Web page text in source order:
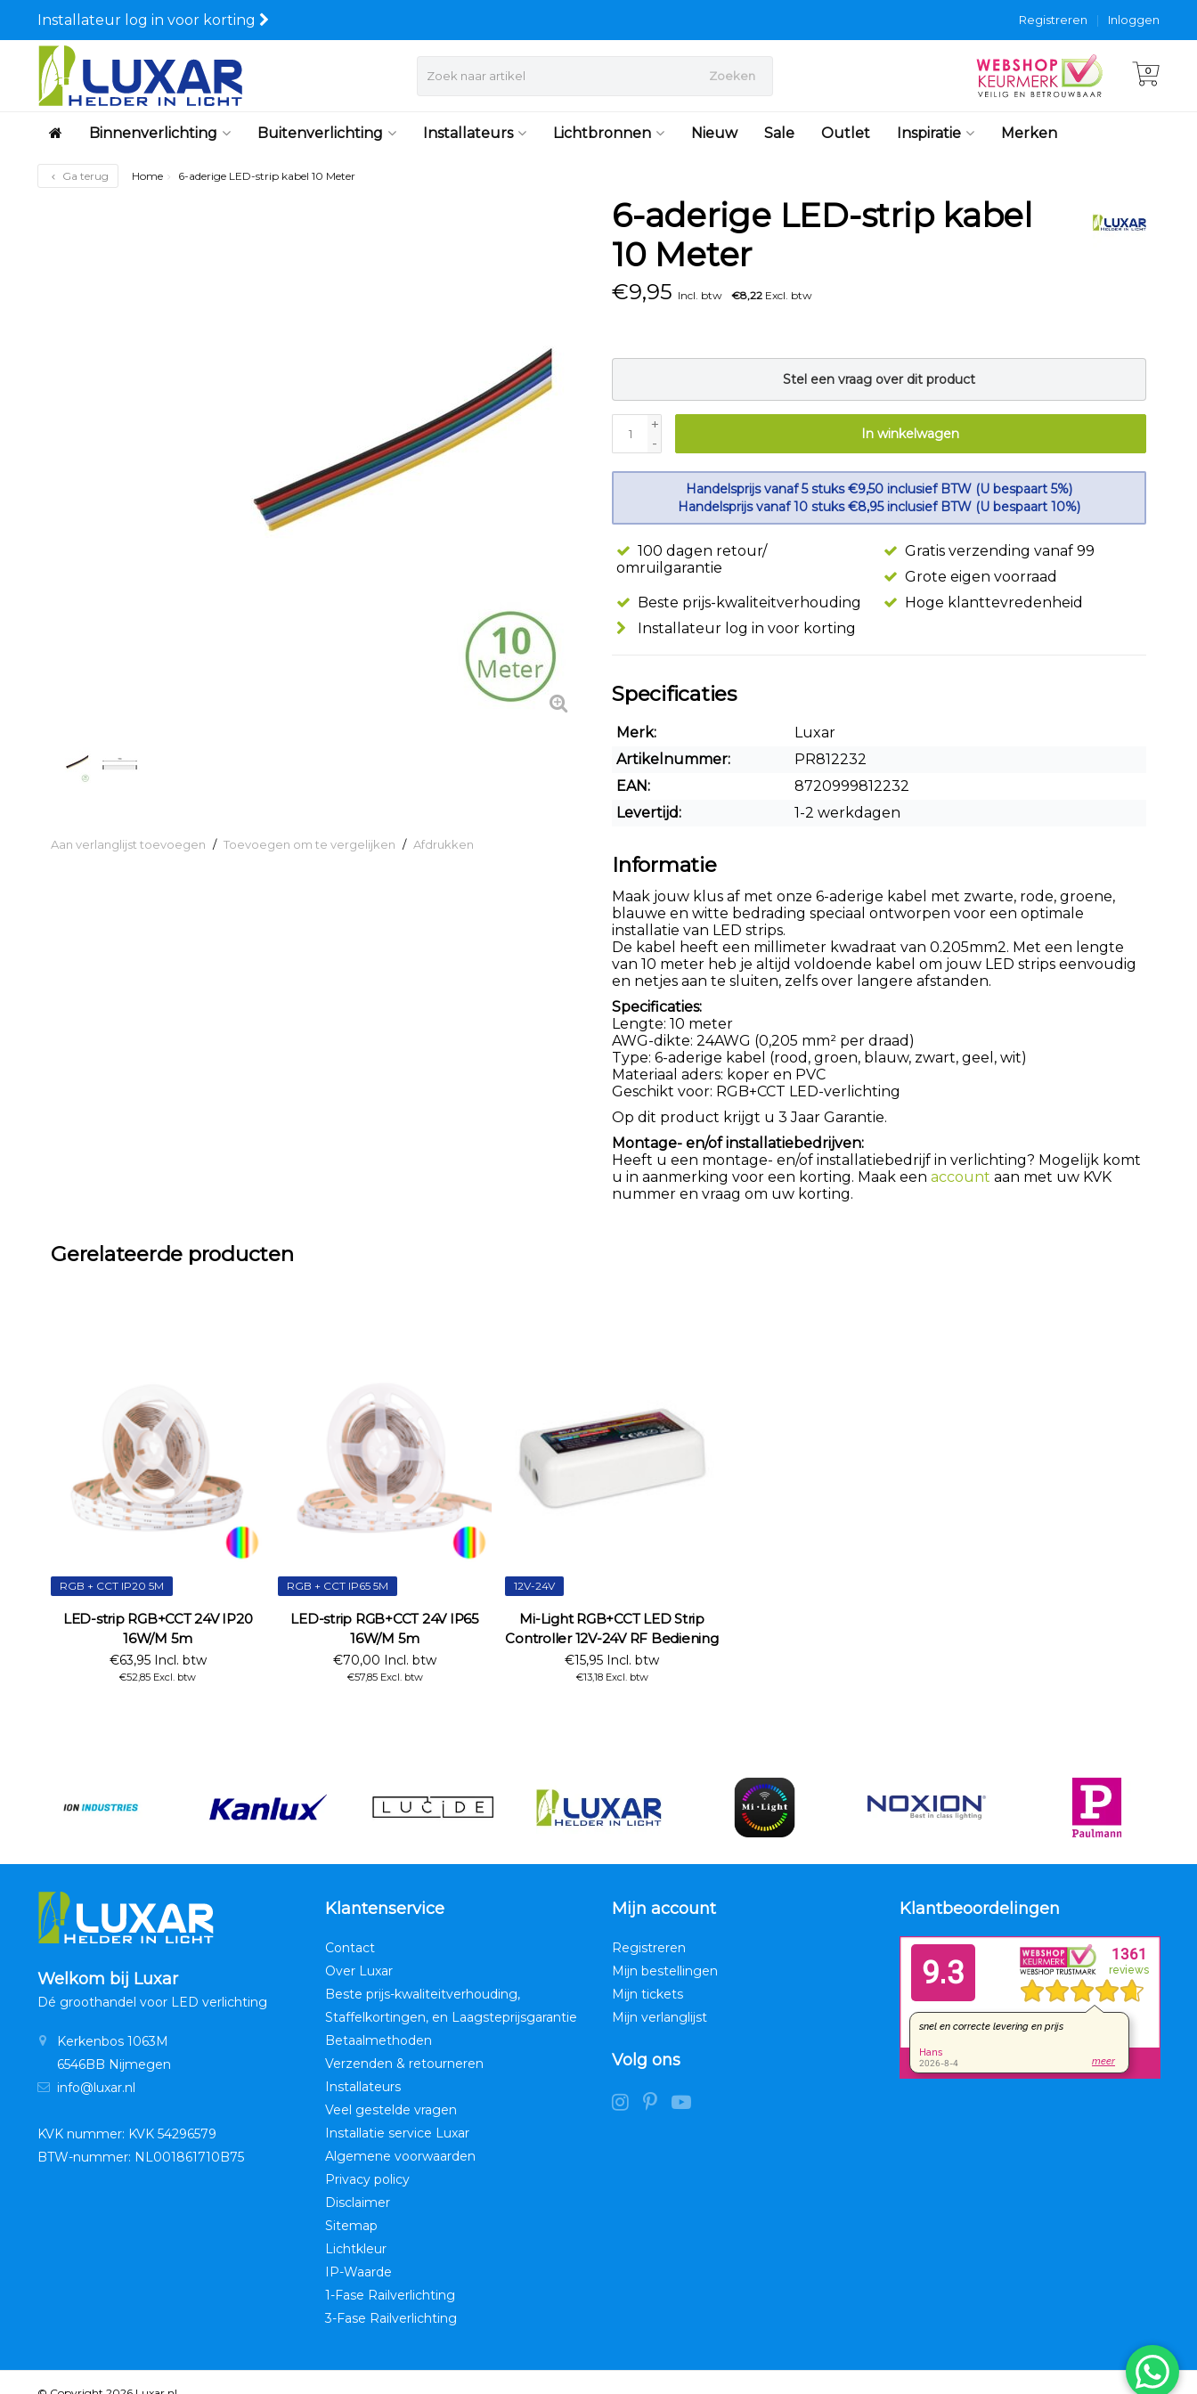
Installateur log in voor korting Inloggen
|
Registreren
Zoeken 0
Binnenverlichting Buitenverlichting Installateurs Lichtbronnen Nieuw Sale Outlet Inspiratie Merken
Ga terug Home 6-aderige LED-strip kabel 10 Meter
Aan verlanglijst toevoegen / Toevoegen om te vergelijken / Afdrukken
6-aderige LED-strip kabel
10 Meter
€9,95 Incl. btw €8,22 Excl. btw
Stel een vraag over dit product
+
-
In winkelwagen
Handelsprijs vanaf 5 stuks €9,50 inclusief BTW (U bespaart 5%)
Handelsprijs vanaf 10 stuks €8,95 inclusief BTW (U bespaart 10%)
100 dagen retour/
omruilgarantie
Gratis verzending vanaf 99
Grote eigen voorraad
Beste prijs-kwaliteitverhouding
Hoge klanttevredenheid
Installateur log in voor korting
Specificaties
Merk:
Luxar
Artikelnummer:
PR812232
EAN:
8720999812232
Levertijd:
1-2 werkdagen
Informatie
Maak jouw klus af met onze 6-aderige kabel met zwarte, rode, groene,
blauwe en witte bedrading speciaal ontworpen voor een optimale
installatie van LED strips.
De kabel heeft een millimeter kwadraat van 0.205mm2. Met een lengte
van 10 meter heb je altijd voldoende kabel om jouw LED strips eenvoudig
en netjes aan te sluiten, zelfs over langere afstanden.
Specificaties:
Lengte: 10 meter
AWG-dikte: 24AWG (0,205 mm² per draad)
Type: 6-aderige kabel (rood, groen, blauw, zwart, geel, wit)
Materiaal aders: koper en PVC
Geschikt voor: RGB+CCT LED-verlichting
Op dit product krijgt u 3 Jaar Garantie.
Montage- en/of installatiebedrijven:
Heeft u een montage- en/of installatiebedrijf in verlichting? Mogelijk komt
u in aanmerking voor een korting. Maak een account aan met uw KVK
nummer en vraag om uw korting.
Gerelateerde producten
RGB + CCT IP20 5M
LED-strip RGB+CCT 24V IP20
16W/M 5m
€63,95 Incl. btw
€52,85 Excl. btw
RGB + CCT IP65 5M
LED-strip RGB+CCT 24V IP65
16W/M 5m
€70,00 Incl. btw
€57,85 Excl. btw
12V-24V
Mi-Light RGB+CCT LED Strip
Controller 12V-24V RF Bediening
€15,95 Incl. btw
€13,18 Excl. btw
Welkom bij Luxar
Dé groothandel voor LED verlichting
Kerkenbos 1063M
6546BB Nijmegen
info@luxar.nl
KVK nummer: KVK 54296579
BTW-nummer: NL001861710B75
Klantenservice
Contact
Over Luxar
Beste prijs-kwaliteitverhouding,
Staffelkortingen, en Laagsteprijsgarantie
Betaalmethoden
Verzenden & retourneren
Installateurs
Veel gestelde vragen
Installatie service Luxar
Algemene voorwaarden
Privacy policy
Disclaimer
Sitemap
Lichtkleur
IP-Waarde
1-Fase Railverlichting
3-Fase Railverlichting
Mijn account
Registreren
Mijn bestellingen
Mijn tickets
Mijn verlanglijst
Volg ons
Klantbeoordelingen